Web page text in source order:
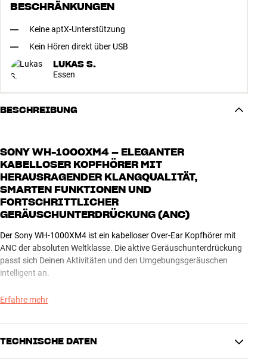
BESCHRÄNKUNGEN
Keine aptX-Unterstützung
Kein Hören direkt über USB
LUKAS S.
Essen
BESCHREIBUNG
SONY WH-1000XM4 – ELEGANTER
KABELLOSER KOPFHÖRER MIT
HERAUSRAGENDER KLANGQUALITÄT,
SMARTEN FUNKTIONEN UND
FORTSCHRITTLICHER
GERÄUSCHUNTERDRÜCKUNG (ANC)
Der Sony WH-1000XM4 ist ein kabelloser Over-Ear Kopfhörer mit
ANC der absoluten Weltklasse. Die aktive Geräuschunterdrückung
passt sich Deinen Aktivitäten und den Umgebungsgeräuschen
intelligent an.
Das äußerst beliebte, EISA-preisgekrönte Vorgängermodell WH-
Geräuschreduzierung des Marktes ausgezeichnet. Bei der aktuellen
Generation XM4 ist das ANC noch einmal 20% effizienter. Wenn Du
Erfahre mehr
TECHNISCHE DATEN